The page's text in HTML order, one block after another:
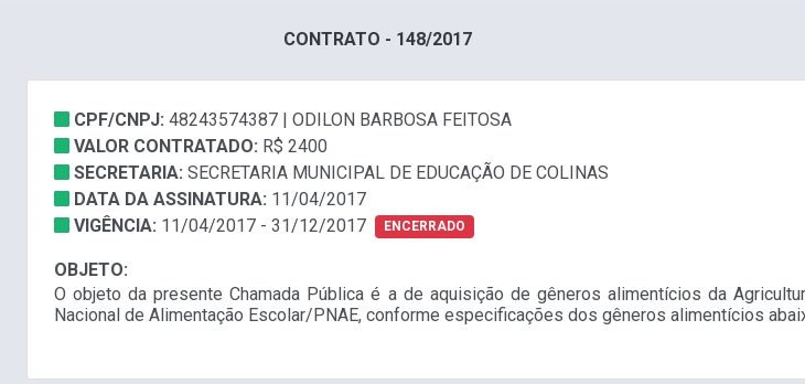
CONTRATO - 148/2017
CPF/CNPJ: 48243574387 | ODILON BARBOSA FEITOSA
VALOR CONTRATADO: R$ 2400
SECRETARIA: SECRETARIA MUNICIPAL DE EDUCAÇÃO DE COLINAS
DATA DA ASSINATURA: 11/04/2017
VIGÊNCIA: 11/04/2017 - 31/12/2017 ENCERRADO
OBJETO:
O objeto da presente Chamada Pública é a de aquisição de gêneros alimentícios da
Nacional de Alimentação Escolar/PNAE, conforme especificações dos gêneros alimentícios